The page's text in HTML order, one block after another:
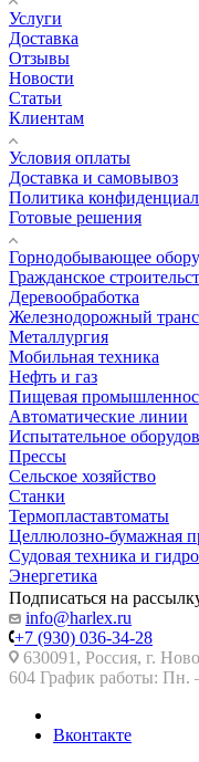
Услуги
Доставка
Отзывы
Новости
Статьи
Клиентам
Условия оплаты
Доставка и самовывоз
Политика
Готовые решения
Горнодобывающее
Гражданское
Деревообработка
Железнодорожный
Металлургия
Мобильная техника
Нефть и газ
Пищевая
Автоматические линии
Испытательное
Прессы
Сельское хозяйство
Станки
Термопластавтоматы
Целлюлозно-бумажная
Судовая техника и
Энергетика
Подписаться на
info@harlex.ru
+7 (930) 036-34-28
630091, Россия, г.
604 График работы: Пн.
Вконтакте